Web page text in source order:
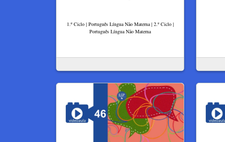
1.º Ciclo | Português Língua Não Materna | 2.º Ciclo |
Português Língua Não Materna